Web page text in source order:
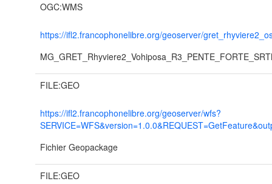
OGC:WMS
https://ifl2.francophonelibre.org/geoserver/
FILE:GEO
https://ifl2.francophonelibre.org/geoserver/wfs?
Fichier Geopackage
FILE:GEO